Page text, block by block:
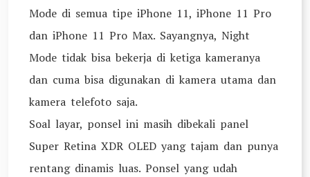
Mode di semua tipe iPhone 11, iPhone 11 Pro
dan iPhone 11 Pro Max. Sayangnya, Night
Mode tidak bisa bekerja di ketiga kameranya
dan cuma bisa digunakan di kamera utama dan
kamera telefoto saja.
Soal layar, ponsel ini masih dibekali panel
Super Retina XDR OLED yang tajam dan punya
rentang dinamis luas. Ponsel yang udah